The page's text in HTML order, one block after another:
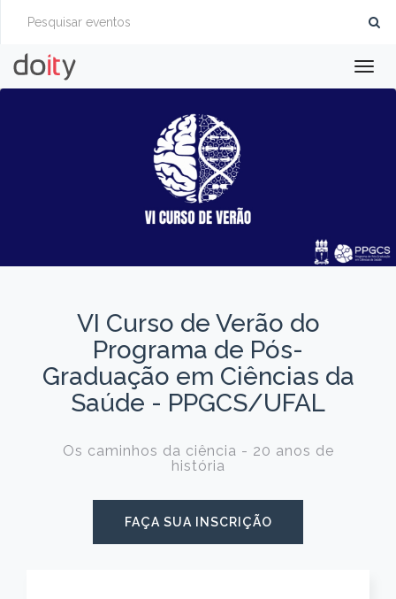
VI Curso de Verão do
Programa de Pós-
Graduação em Ciências da
Saúde - PPGCS/UFAL
Os caminhos da ciência - 20 anos de
história
FAÇA SUA INSCRIÇÃO